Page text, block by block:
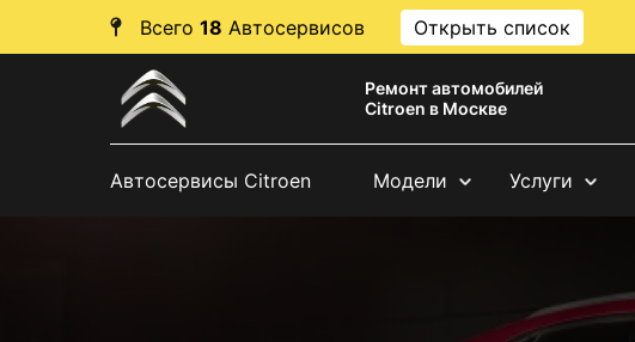
Всего 18 Автосервисов Открыть список
Ремонт автомобилей
Citroen в Москве
Автосервисы Citroen Модели Услуги